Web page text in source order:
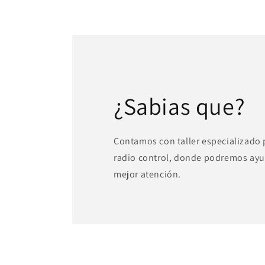
¿Sabias que?
Contamos con taller especializado
radio control, donde podremos
mejor atención.